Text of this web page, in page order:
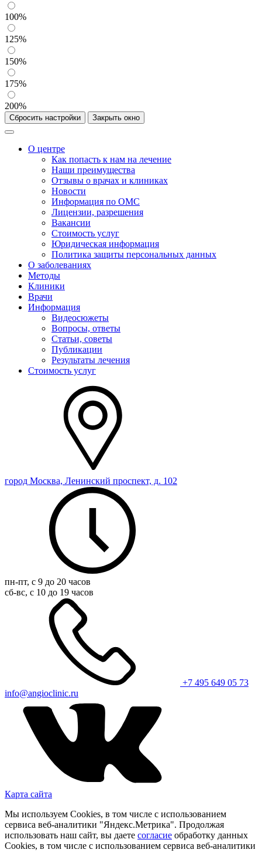
100%
125%
150%
175%
200%
Сбросить настройки Закрыть окно
О центре
Как попасть к нам на лечение
Наши преимущества
Отзывы о врачах и клиниках
Новости
Информация по ОМС
Лицензии, разрешения
Вакансии
Стоимость услуг
Юридическая информация
Политика защиты персональных данных
О заболеваниях
Методы
Клиники
Врачи
Информация
Видеосюжеты
Вопросы, ответы
Статьи, советы
Публикации
Результаты лечения
Стоимость услуг
город Москва, Ленинский проспект, д. 102
пн-пт, с 9 до 20 часов
сб-вс, с 10 до 19 часов
+7 495 649 05 73
info@angioclinic.ru
Карта сайта
Мы используем Cookies, в том числе с использованием
сервиса веб-аналитики "Яндекс.Метрика". Продолжая
использовать наш сайт, вы даете согласие обработку данных
Cookies, в том числе с использованием сервиса веб-аналитики